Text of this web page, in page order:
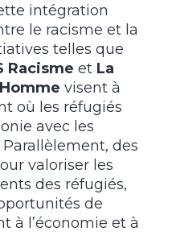
intégration
le racisme et la
telles que
Racisme et La
visent à
où les réfugiés
avec les
des
valoriser les
des réfugiés,
de
à l’économie et à